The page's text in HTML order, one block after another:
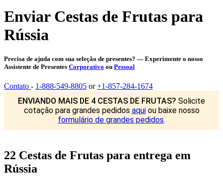
Enviar Cestas de Frutas para
Rússia
Precisa de ajuda com sua seleção de presentes? — Experimente o nosso
Assistente de Presentes Corporativo ou Pessoal
Contato - 1-888-549-8805 or+1-857-284-1674
ENVIANDO MAIS DE 4 CESTAS DE FRUTAS? Solicite
cotação para grandes pedidos aquiou baixe nosso
formulário de grandes pedidos.
22 Cestas de Frutas para entrega em
Rússia